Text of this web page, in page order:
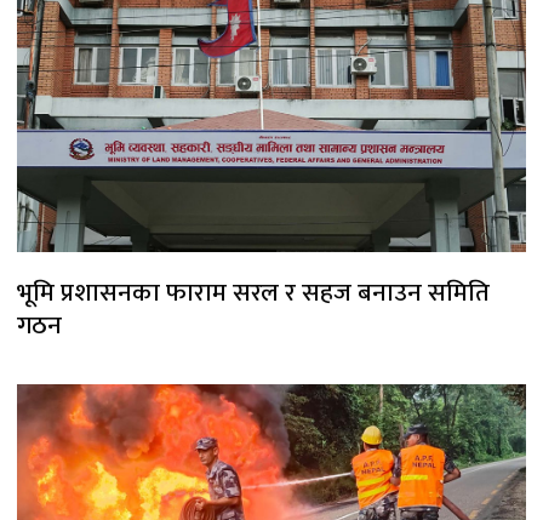
भूमि प्रशासनका फाराम सरल र सहज बनाउन समिति
गठन